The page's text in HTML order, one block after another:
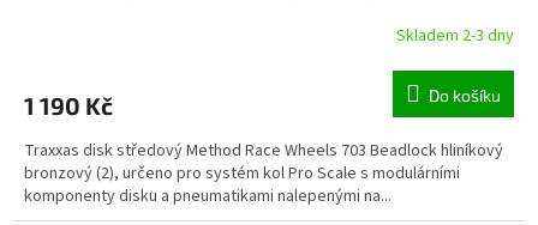
Skladem 2-3 dny
1 190 Kč Do košíku
Traxxas disk středový Method Race Wheels 703 Beadlock hliníkový
bronzový (2), určeno pro systém kol Pro Scale s modulárními
komponenty disku a pneumatikami nalepenými na...